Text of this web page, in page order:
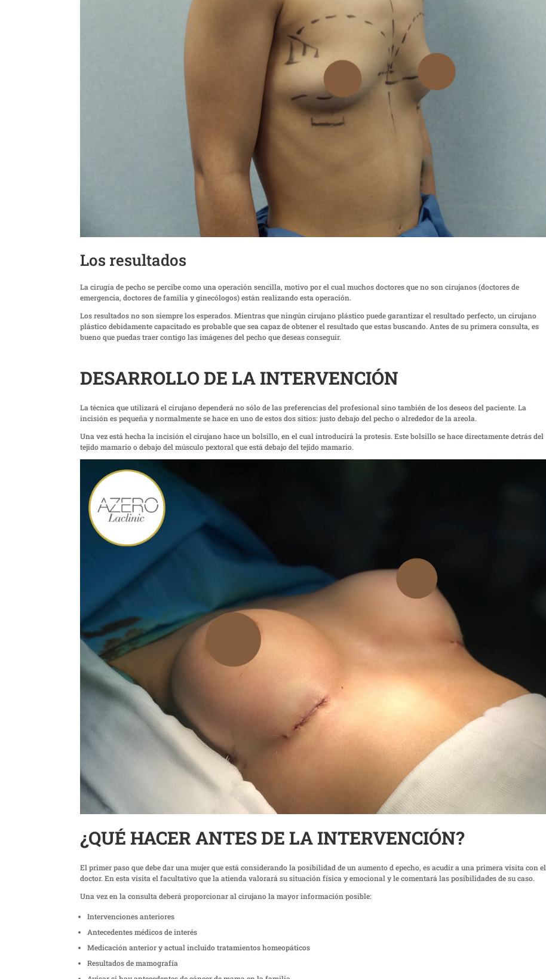
Los resultados
La cirugía de pecho se percibe como una operación sencilla, motivo por el cual muchos doctores que no son cirujanos (doctores de
emergencia, doctores de familia y ginecólogos) están realizando esta operación.
Los resultados no son siempre los esperados. Mientras que ningún cirujano plástico puede garantizar el resultado perfecto, un cirujano
plástico debidamente capacitado es probable que sea capaz de obtener el resultado que estas buscando. Antes de su primera consulta, es
bueno que puedas traer contigo las imágenes del pecho que deseas conseguir.
DESARROLLO DE LA INTERVENCIÓN
La técnica que utilizará el cirujano dependerá no sólo de las preferencias del profesional sino también de los deseos del paciente. La
incisión es pequeña y normalmente se hace en uno de estos dos sitios: justo debajo del pecho o alrededor de la areola.
Una vez está hecha la incisión el cirujano hace un bolsillo, en el cual introducirá la protesis. Este bolsillo se hace directamente detrás del
tejido mamario o debajo del músculo pextoral que está debajo del tejido mamario.
¿QUÉ HACER ANTES DE LA INTERVENCIÓN?
El primer paso que debe dar una mujer que está considerando la posibilidad de un aumento d epecho, es acudir a una primera visita con el
doctor. En esta visita el facultativo que la atienda valorará su situación física y emocional y le comentará las posibilidades de su caso.
Una vez en la consulta deberá proporcionar al cirujano la mayor información posible:
Intervenciones anteriores
Antecedentes médicos de interés
Medicación anterior y actual incluido tratamientos homeopáticos
Resultados de mamografía